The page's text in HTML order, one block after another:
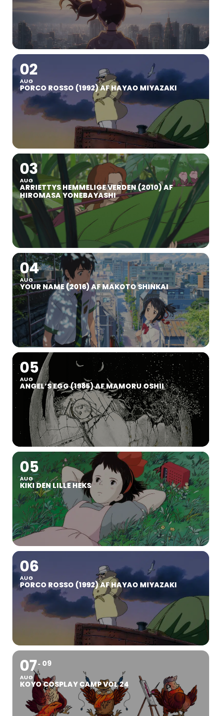
02
AUG
PORCO ROSSO (1992) AF HAYAO MIYAZAKI
03
AUG
ARRIETTYS HEMMELIGE VERDEN (2010) AF
HIROMASA YONEBAYASHI
04
AUG
YOUR NAME (2016) AF MAKOTO SHINKAI
05
AUG
ANGEL’S EGG (1985) AF MAMORU OSHII
05
AUG
KIKI DEN LILLE HEKS
06
AUG
PORCO ROSSO (1992) AF HAYAO MIYAZAKI
07
AUG
09
KOYO COSPLAY CAMP VOL 24